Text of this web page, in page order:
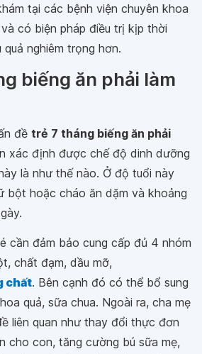
tại các bệnh viện chuyên khoa
có biện pháp điều trị kịp thời
nghiêm trọng hơn.
biếng ăn phải làm
đề trẻ 7 tháng biếng ăn phải
xác định được chế độ dinh dưỡng
là như thế nào. Ở độ tuổi này
bột hoặc cháo ăn dặm và khoảng
cần đảm bảo cung cấp đủ 4 nhóm
chất đạm, dầu mỡ,
chất. Bên cạnh đó có thể bổ sung
quả, sữa chua. Ngoài ra, cha mẹ
liên quan như thay đổi thực đơn
cho con, tăng cường bú sữa mẹ,